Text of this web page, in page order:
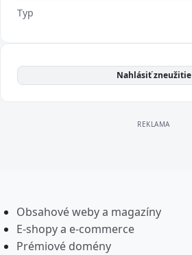
Typ
Nahlásiť zneužitie
Obsahové weby a magazíny
E-shopy a e-commerce
Prémiové domény